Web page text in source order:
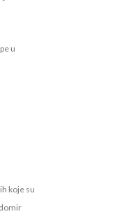
u
koje su